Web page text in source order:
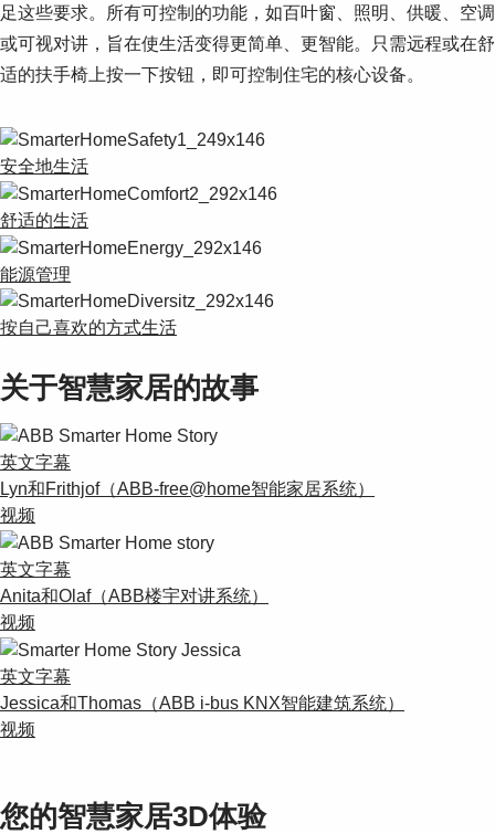
Suggestions
Products
See more products
Shopping list preview
0
足这些要求。所有可控制的功能，如百叶窗、照明、供暖、空调
或可视对讲，旨在使生活变得更简单、更智能。只需远程或在舒
适的扶手椅上按一下按钮，即可控制住宅的核心设备。
安全地生活
舒适的生活
能源管理
按自己喜欢的方式生活
关于智慧家居的故事
英文字幕
Lyn和Frithjof（ABB-free@home智能家居系统）
视频
英文字幕
Anita和Olaf（ABB楼宇对讲系统）
视频
英文字幕
Jessica和Thomas（ABB i-bus KNX智能建筑系统）
视频
您的智慧家居3D体验